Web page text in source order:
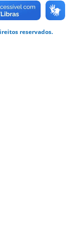
reservados.